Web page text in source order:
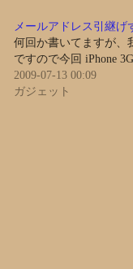
メールアドレス引継げ
何回か書いてますが、
ですので今回 iPhone
2009-07-13 00:09
ガジェット